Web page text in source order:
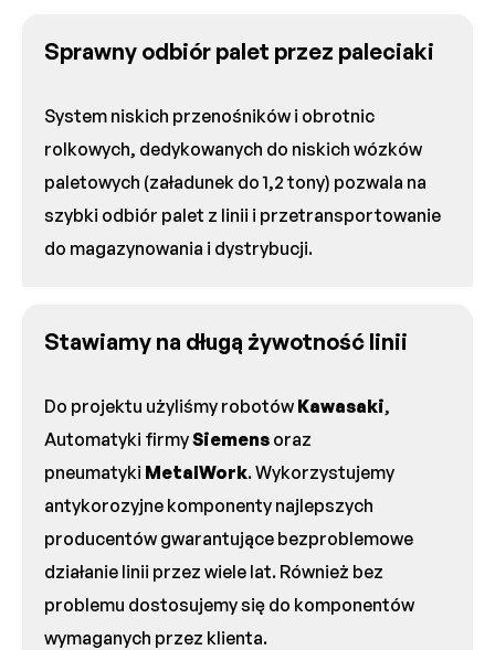
Sprawny odbiór palet przez paleciaki
System niskich przenośników i obrotnic
rolkowych, dedykowanych do niskich wózków
paletowych (załadunek do 1,2 tony) pozwala na
szybki odbiór palet z linii i przetransportowanie
do magazynowania i dystrybucji.
Stawiamy na długą żywotność linii
Do projektu użyliśmy robotów Kawasaki,
Automatyki firmySiemens oraz
pneumatyki MetalWork. Wykorzystujemy
antykorozyjne komponenty najlepszych
producentów gwarantujące bezproblemowe
działanie linii przez wiele lat. Również bez
problemu dostosujemy się do komponentów
wymaganych przez klienta.